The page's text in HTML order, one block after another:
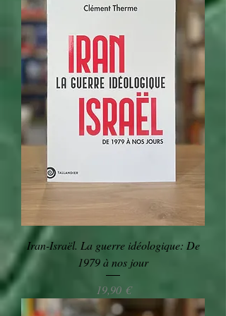
Iran-Israël. La guerre idéologique: De
1979 à nos jour
Preis
19,90 €